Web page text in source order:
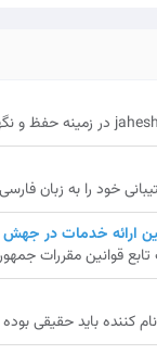
خود را به زبان
ارائه خدمات در جهش
قوانین مقررات
باید حقیقی بوده